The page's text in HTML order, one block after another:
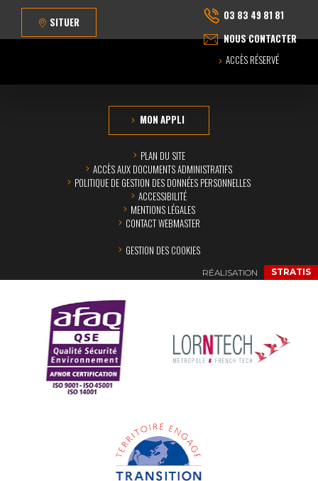
SITUER
03 83 49 81 81
NOUS CONTACTER
ACCÈS RÉSERVÉ
MON APPLI
PLAN DU SITE
ACCÈS AUX DOCUMENTS ADMINISTRATIFS
POLITIQUE DE GESTION DES DONNÉES PERSONNELLES
ACCESSIBILITÉ
MENTIONS LÉGALES
CONTACT WEBMASTER
GESTION DES COOKIES
RÉALISATION STRATIS